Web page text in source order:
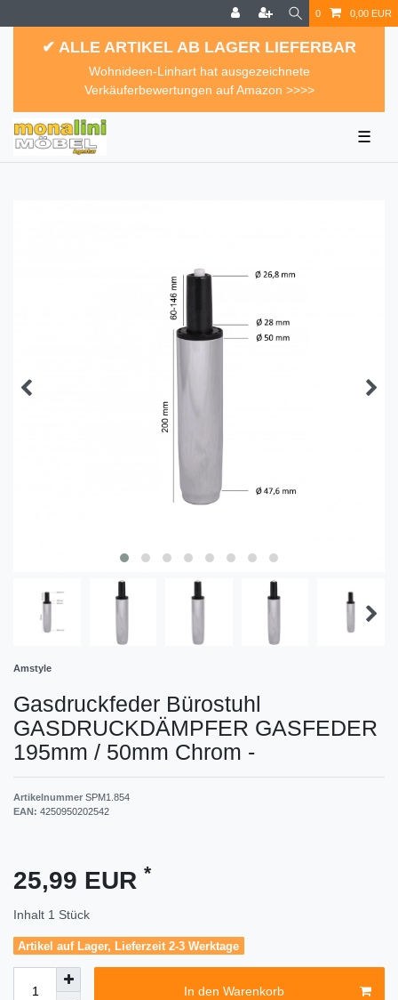
0 0,00 EUR
✔ ALLE ARTIKEL AB LAGER LIEFERBAR
Wohnideen-Linhart hat ausgezeichnete
Verkäuferbewertungen auf Amazon >>>>
☰
Amstyle
Gasdruckfeder Bürostuhl
GASDRUCKDÄMPFER GASFEDER
195mm / 50mm Chrom -
Artikelnummer SPM1.854
EAN: 4250950202542
25,99 EUR *
Inhalt 1 Stück
Artikel auf Lager, Lieferzeit 2-3 Werktage
In den Warenkorb